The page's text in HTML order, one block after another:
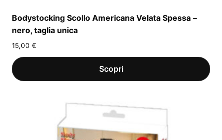
Bodystocking Scollo Americana Velata Spessa –
nero, taglia unica
15,00 €